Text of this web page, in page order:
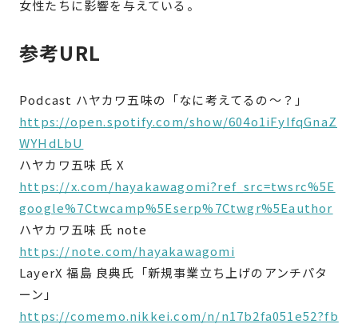
女性たちに影響を与えている。
参考URL
Podcast ハヤカワ五味の「なに考えてるの〜？」
https://open.spotify.com/show/604o1iFyIfqGnaZ
WYHdLbU
ハヤカワ五味 氏 X
https://x.com/hayakawagomi?ref_src=twsrc%5E
google%7Ctwcamp%5Eserp%7Ctwgr%5Eauthor
ハヤカワ五味 氏 note
https://note.com/hayakawagomi
LayerX 福島 良典氏「新規事業立ち上げのアンチパタ
ーン」
https://comemo.nikkei.com/n/n17b2fa051e52?fb